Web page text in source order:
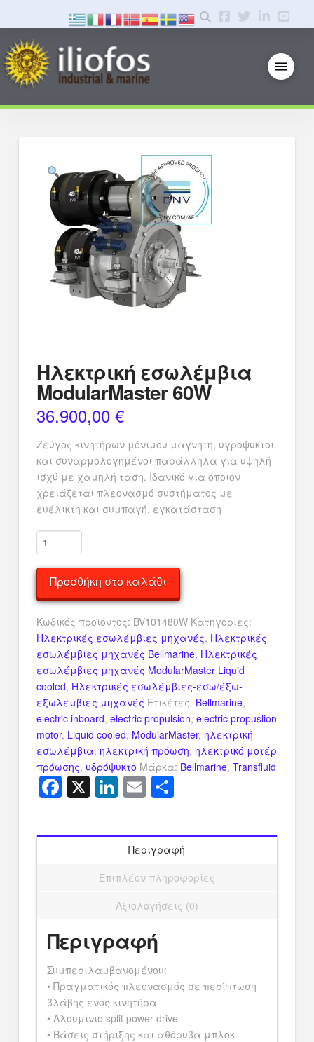
Ηλεκτρική εσωλέμβια
ModularMaster 60W
36.900,00 €
Ζεύγος κινητήρων μόνιμου μαγνήτη, υγρόψυκτοι
και συναρμολογημένοι παράλληλα για υψηλή
ισχύ με χαμηλή τάση. Ιδανικό για όποιον
χρειάζεται πλεονασμό συστήματος με
ευέλικτη και συμπαγή. εγκατάσταση
Ηλεκτρική
εσωλέμβια
ModularMaster
60W
ποσότητα
Προσθήκη στο καλάθι
Κωδικός προϊόντος: BV101480W Κατηγορίες:
Ηλεκτρικές εσωλέμβιες μηχανές, Ηλεκτρικές
εσωλέμβιες μηχανές Bellmarine, Ηλεκτρικές
εσωλέμβιες μηχανές ModularMaster Liquid
cooled, Ηλεκτρικές εσωλέμβιες-έσω/έξω-
εξωλέμβιες μηχανές Ετικέτες: Bellmarine,
electric inboard, electric propulsion, electric propuslion
motor, Liquid cooled, ModularMaster, ηλεκτρική
εσωλέμβια, ηλεκτρική πρόωση, ηλεκτρικό μοτέρ
πρόωσης, υδρόψυκτο Μάρκα: Bellmarine, Transfluid
Facebook
X LinkedIn
Email
Περιγραφή
Επιπλέον πληροφορίες
Αξιολογήσεις (0)
Περιγραφή
Συμπεριλαμβανομένου:
• Πραγματικός πλεονασμός σε περίπτωση
βλάβης ενός κινητήρα
• Αλουμίνιο split power drive
• Βάσεις στήριξης και αθόρυβα μπλοκ